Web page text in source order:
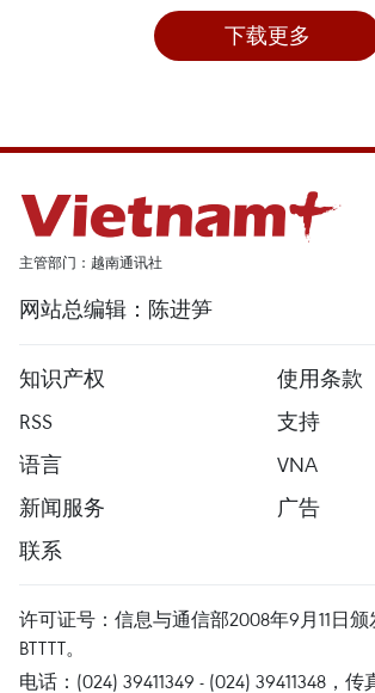
下载更多
主管部门：越南通讯社
网站总编辑：陈进笋
知识产权
使用条款
RSS
支持
语言
VNA
新闻服务
广告
联系
许可证号：信息与通信部2008年9月11日颁
BTTTT。
电话：(024) 39411349 - (024) 39411348，传